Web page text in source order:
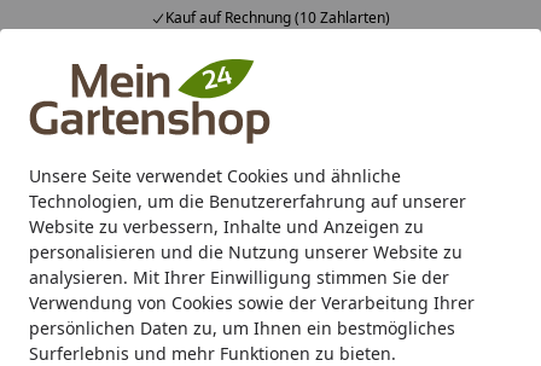
Unsere Seite verwendet Cookies und ähnliche
Technologien, um die Benutzererfahrung auf unserer
Website zu verbessern, Inhalte und Anzeigen zu
personalisieren und die Nutzung unserer Website zu
analysieren. Mit Ihrer Einwilligung stimmen Sie der
Verwendung von Cookies sowie der Verarbeitung Ihrer
persönlichen Daten zu, um Ihnen ein bestmögliches
Surferlebnis und mehr Funktionen zu bieten.
Kauf auf Rechnung (10 Zahlarten)
Alle Produkte
Mein Konto
Suchen
Karibu Pools inkl. gratis Sandfilteranlage & Pool-
Starterset (Gesamtwert bis 468,99€)
Startseite
KAI Kochmesser SHUN NAGARE BLACK 8" (20,0 cm)